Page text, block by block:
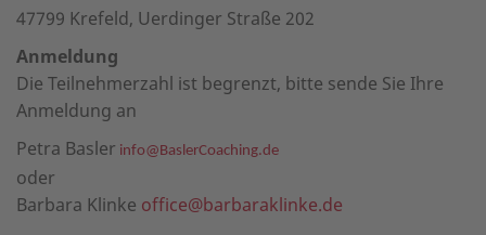
47799 Krefeld, Uerdinger Straße 202
Anmeldung
Die Teilnehmerzahl ist begrenzt, bitte sende Sie Ihre
Anmeldung an
Petra Basler info@BaslerCoaching.de
oder
Barbara Klinke office@barbaraklinke.de